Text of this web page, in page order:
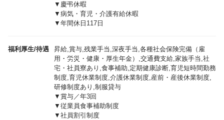
▼慶弔休暇
▼病気・育児・介護有給休暇
▼年間休日117日
福利厚生/待遇
昇給,賞与,残業手当,深夜手当,各種社会保険完備（雇
用・労災・健康・厚生年金）,交通費支給,家族手当,社
宅・社員寮あり,食事補助,定期健康診断,育児短時間勤務
制度,育児休業制度,介護休業制度,産前・産後休業制度,
研修制度あり,制服貸与
▼賞与／年3回
▼従業員食事補助制度
▼社員割引制度